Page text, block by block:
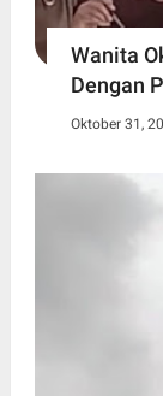
Wanita
Dengan
Oktober 31,